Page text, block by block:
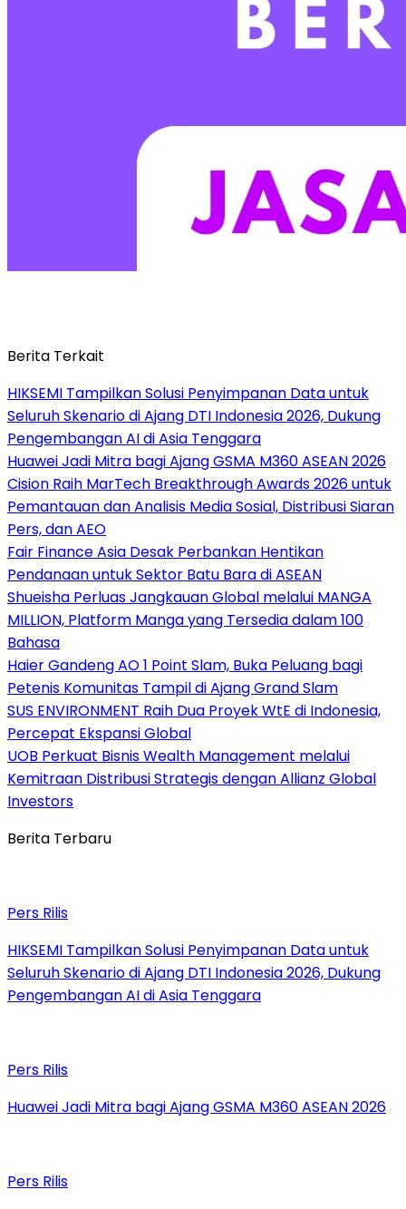
Berita Terkait
HIKSEMI Tampilkan Solusi Penyimpanan Data untuk
Seluruh Skenario di Ajang DTI Indonesia 2026, Dukung
Pengembangan AI di Asia Tenggara
Huawei Jadi Mitra bagi Ajang GSMA M360 ASEAN 2026
Cision Raih MarTech Breakthrough Awards 2026 untuk
Pemantauan dan Analisis Media Sosial, Distribusi Siaran
Pers, dan AEO
Fair Finance Asia Desak Perbankan Hentikan
Pendanaan untuk Sektor Batu Bara di ASEAN
Shueisha Perluas Jangkauan Global melalui MANGA
MILLION, Platform Manga yang Tersedia dalam 100
Bahasa
Haier Gandeng AO 1 Point Slam, Buka Peluang bagi
Petenis Komunitas Tampil di Ajang Grand Slam
SUS ENVIRONMENT Raih Dua Proyek WtE di Indonesia,
Percepat Ekspansi Global
UOB Perkuat Bisnis Wealth Management melalui
Kemitraan Distribusi Strategis dengan Allianz Global
Investors
Berita Terbaru
Pers Rilis
HIKSEMI Tampilkan Solusi Penyimpanan Data untuk
Seluruh Skenario di Ajang DTI Indonesia 2026, Dukung
Pengembangan AI di Asia Tenggara
Pers Rilis
Huawei Jadi Mitra bagi Ajang GSMA M360 ASEAN 2026
Pers Rilis